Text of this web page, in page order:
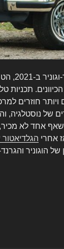
ג'יפ
תכניות
וידאו עם שמות 20-30 שנים
של נוסטלגיה,
אחד לא
אחרי הגלדיאטור
הוגוניר והגרנד-